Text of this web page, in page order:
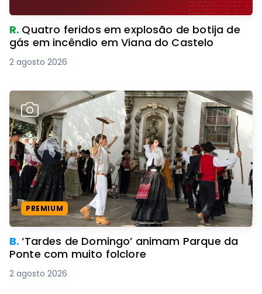
R. Quatro feridos em explosão de botija de
gás em incêndio em Viana do Castelo
2 agosto 2026
PREMIUM
B.‘Tardes de Domingo’ animam Parque da
Ponte com muito folclore
2 agosto 2026